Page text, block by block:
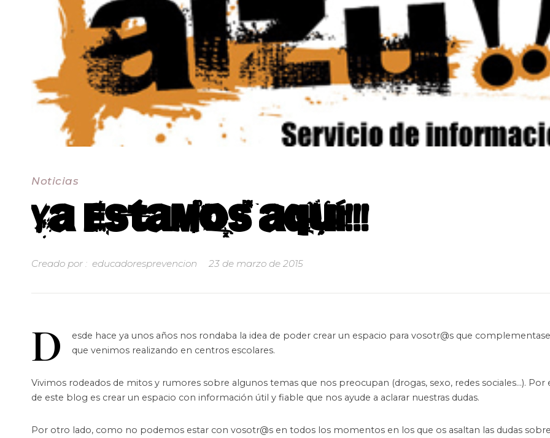
Noticias
Ya estamos aquí!!!
Creado por : educadoresprevencion 23 de marzo de 2015
D
esde hace ya unos años nos rondaba la idea de poder crear un espacio para vosotr@s que
que venimos realizando en centros escolares.
Vivimos rodeados de mitos y rumores sobre algunos temas que nos preocupan (drogas, sexo, redes sociales…). Por
de este blog es crear un espacio con información útil y fiable que nos ayude a aclarar nuestras dudas.
Por otro lado, como no podemos estar con vosotr@s en todos los momentos en los que os asaltan las dudas